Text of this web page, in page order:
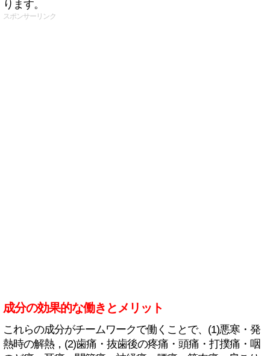
ります。
スポンサーリンク
成分の効果的な働きとメリット
これらの成分がチームワークで働くことで、(1)悪寒・発
熱時の解熱，(2)歯痛・抜歯後の疼痛・頭痛・打撲痛・咽